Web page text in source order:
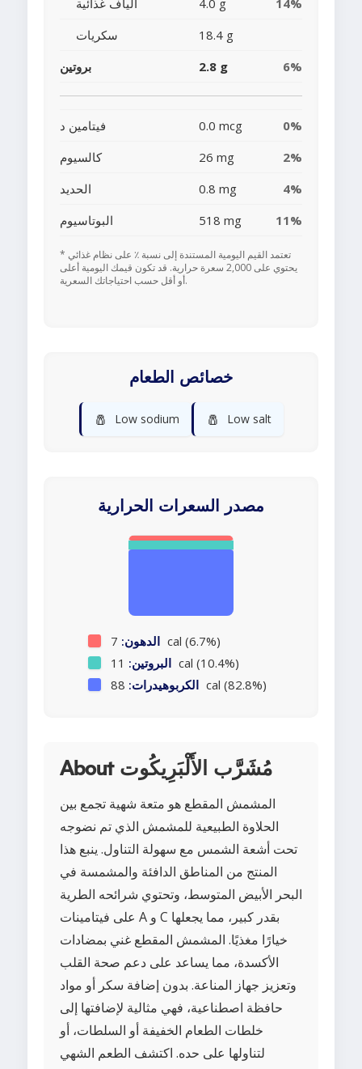
ألياف غذائية 4.0 g
14%
سكريات
18.4 g
بروتين
2.8 g 6%
فيتامين د 0.0 mcg
0%
كالسيوم
26 mg
2%
الحديد
0.8 mg
4%
البوتاسيوم
518 mg 11%
* تعتمد القيم اليومية المستندة إلى نسبة ٪ على نظام غذائي
يحتوي على 2,000 سعرة حرارية. قد تكون قيمك اليومية أعلى
أو أقل حسب احتياجاتك السعرية.
خصائص الطعام
🧂 Low sodium 🧂 Low salt
مصدر السعرات الحرارية
الدهون: 7 cal (6.7%)
البروتين: 11 cal (10.4%)
الكربوهيدرات: 88 cal (82.8%)
About مُشَرَّب الأَلْبَرِيكُوت
المشمش المقطع هو متعة شهية تجمع بين
الحلاوة الطبيعية للمشمش الذي تم نضوجه
تحت أشعة الشمس مع سهولة التناول. ينبع هذا
المنتج من المناطق الدافئة والمشمسة في
البحر الأبيض المتوسط، وتحتوي شرائحه الطرية
على فيتامينات A و C بقدر كبير، مما يجعلها
خيارًا مغذيًا. المشمش المقطع غني بمضادات
الأكسدة، مما يساعد على دعم صحة القلب
وتعزيز جهاز المناعة. بدون إضافة سكر أو مواد
حافظة اصطناعية، فهي مثالية لإضافتها إلى
خلطات الطعام الخفيفة أو السلطات، أو
لتناولها على حده. اكتشف الطعم الشهي